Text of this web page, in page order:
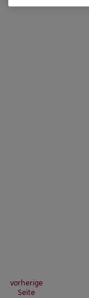
vorherige
Seite